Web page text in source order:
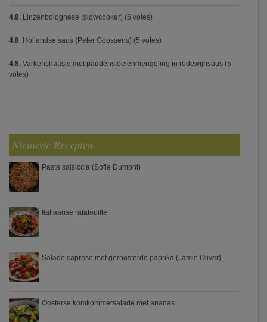
4.8: Linzenbolognese (slowcooker) (5 votes)
4.8: Hollandse saus (Peter Goossens) (5 votes)
4.8: Varkenshaasje met paddenstoelenmengeling in rodewijnsaus (5
votes)
Nieuwste Recepten
Pasta salsiccia (Sofie Dumont)
Italiaanse ratatouille
Salade caprese met geroosterde paprika (Jamie Oliver)
Oosterse komkommersalade met ananas